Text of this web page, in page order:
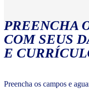
PREENCHA
COM SEUS
E
Preencha os campos e